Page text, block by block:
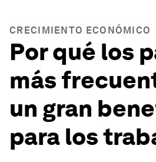
CRECIMIENTO ECONÓMICO
Por qué los
más
un gran
para los